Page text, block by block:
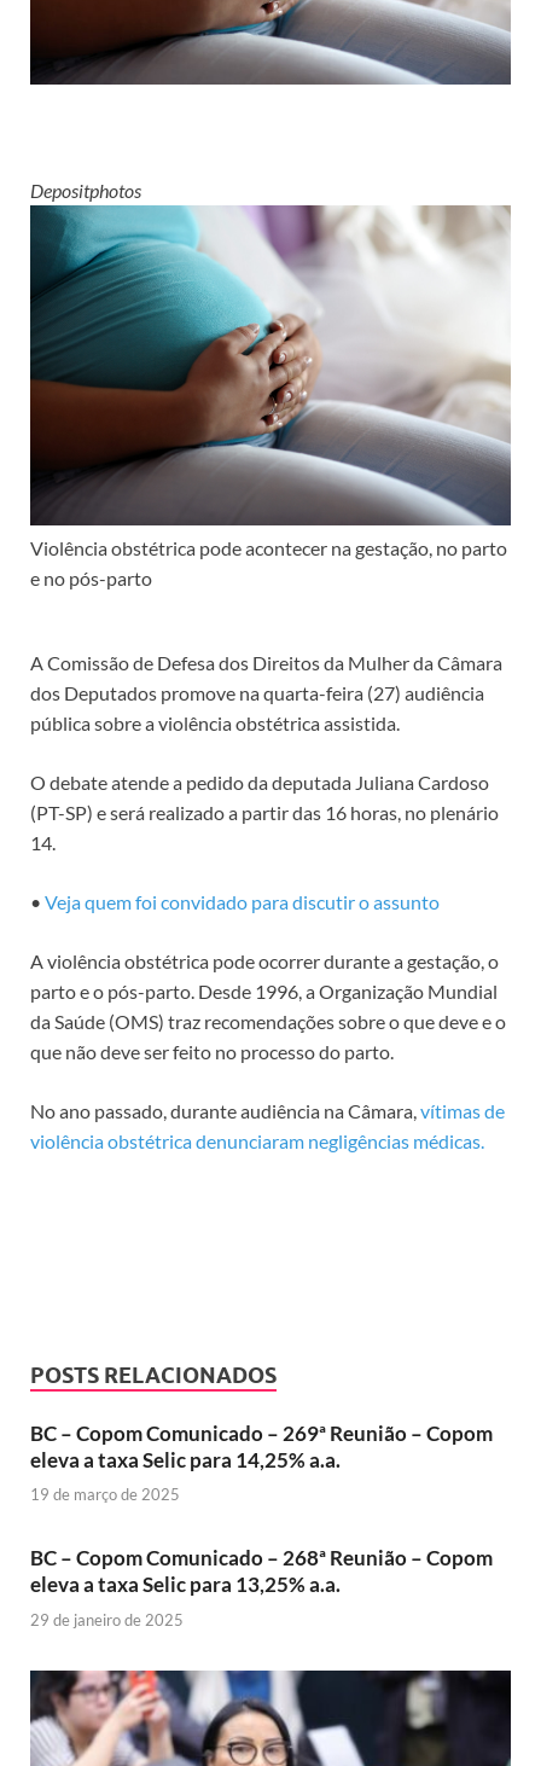
Depositphotos
Violência obstétrica pode acontecer na gestação, no parto
e no pós-parto
A Comissão de Defesa dos Direitos da Mulher da Câmara
dos Deputados promove na quarta-feira (27) audiência
pública sobre a violência obstétrica assistida.
O debate atende a pedido da deputada Juliana Cardoso
(PT-SP) e será realizado a partir das 16 horas, no plenário
14.
• Veja quem foi convidado para discutir o assunto
A violência obstétrica pode ocorrer durante a gestação, o
parto e o pós-parto. Desde 1996, a Organização Mundial
da Saúde (OMS) traz recomendações sobre o que deve e o
que não deve ser feito no processo do parto.
No ano passado, durante audiência na Câmara, vítimas de
violência obstétrica denunciaram negligências médicas.
POSTS RELACIONADOS
BC – Copom Comunicado – 269ª Reunião – Copom
eleva a taxa Selic para 14,25% a.a.
19 de março de 2025
BC – Copom Comunicado – 268ª Reunião – Copom
eleva a taxa Selic para 13,25% a.a.
29 de janeiro de 2025